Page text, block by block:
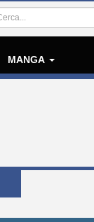
MANGA